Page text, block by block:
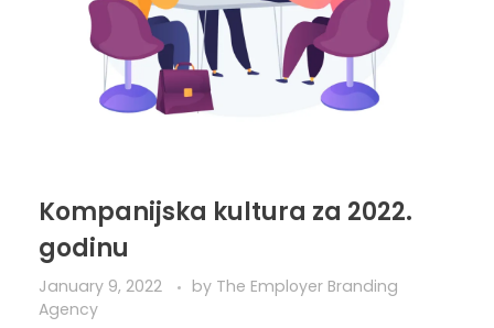
Kompanijska kultura za 2022.
godinu
January 9, 2022 by The Employer Branding
Agency